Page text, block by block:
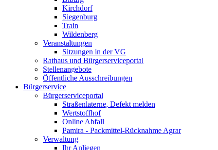
Kirchdorf
Siegenburg
Train
Wildenberg
Veranstaltungen
Sitzungen in der VG
Rathaus und Bürgerserviceportal
Stellenangebote
Öffentliche Ausschreibungen
Bürgerservice
Bürgerserviceportal
Straßenlaterne, Defekt melden
Wertstoffhof
Online Abfall
Pamira - Packmittel-Rücknahme Agrar
Verwaltung
Ihr Anliegen